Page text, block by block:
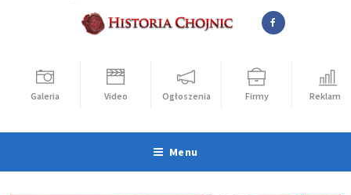
Galeria Video Ogłoszenia Firmy Reklama
Menu